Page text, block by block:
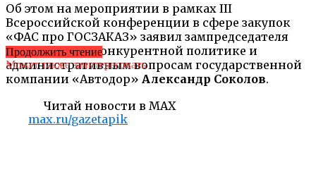
Об этом на мероприятии в рамках III
Всероссийской конференции в сфере закупок
«ФАС про ГОСЗАКАЗ» заявил зампредседателя
правления по конкурентной политике и
административным вопросам государственной
компании «Автодор» Александр Соколов.
Читай новости в MAX
max.ru/gazetapik
Продолжить чтение
Может также заинтересовать